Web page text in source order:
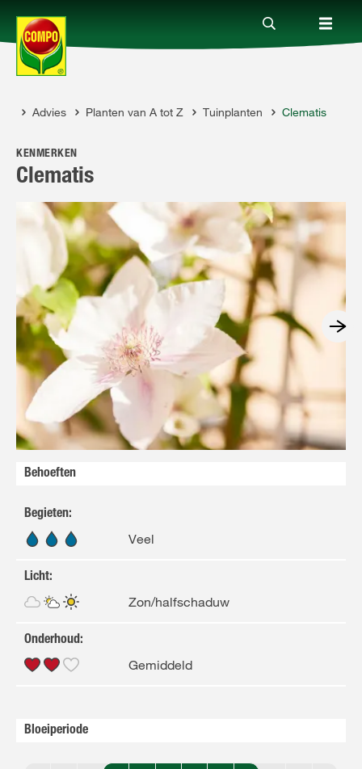
Producten
Advies
Thema's
Tot je dienst
Onderneming
FR
COMPO
Advies Planten van A tot Z Tuinplanten Clematis
KENMERKEN
Clematis
Behoeften
Begieten:
Veel
Licht:
Zon/halfschaduw
Onderhoud:
Gemiddeld
Bloeiperiode